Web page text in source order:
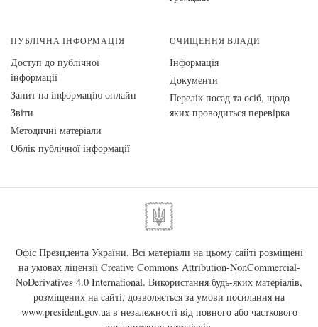
ПУБЛІЧНА ІНФОРМАЦІЯ
Доступ до публічної
інформації
Запит на інформацію онлайн
Звіти
Методичні матеріали
Облік публічної інформації
ОЧИЩЕННЯ ВЛАДИ
Інформація
Документи
Перелік посад та осіб, щодо
яких проводиться перевірка
Офіс Президента України. Всі матеріали на цьому сайті розміщені
на умовах ліцензії Creative Commons Attribution-NonCommercial-
NoDerivatives 4.0 International. Використання будь-яких матеріалів,
розміщених на сайті, дозволяється за умови посилання на
www.president.gov.uaв незалежності від повного або часткового